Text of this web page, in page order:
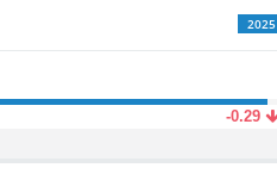
2025
-0.29